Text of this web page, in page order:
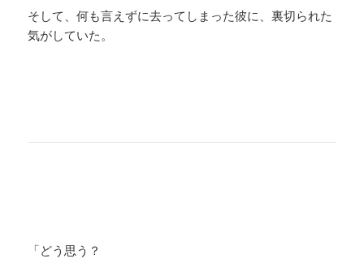
そして、何も言えずに去ってしまった彼に、裏切られた
気がしていた。
「どう思う？